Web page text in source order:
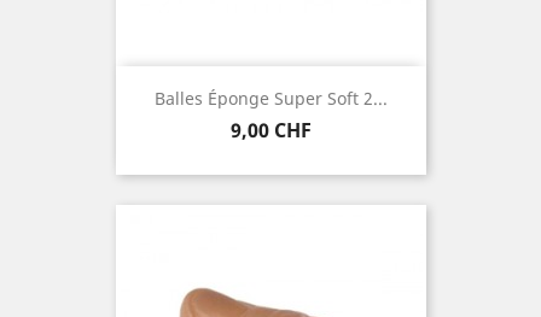
Balles Éponge Super Soft 2...
Prix
9,00 CHF